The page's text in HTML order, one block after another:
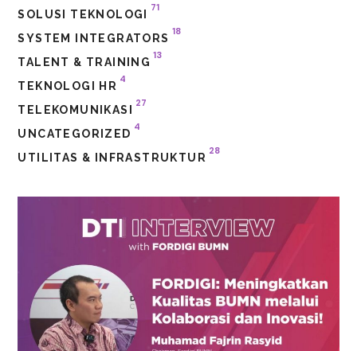
SOLUSI TEKNOLOGI
71
SYSTEM INTEGRATORS
18
TALENT & TRAINING
13
TEKNOLOGI HR
4
TELEKOMUNIKASI
27
UNCATEGORIZED
4
UTILITAS & INFRASTRUKTUR
28